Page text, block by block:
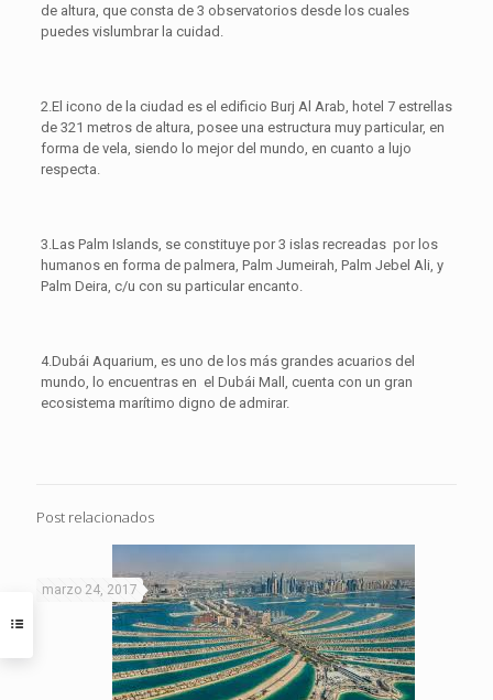
de altura, que consta de 3 observatorios desde los cuales
puedes vislumbrar la cuidad.
2.El icono de la ciudad es el edificio Burj Al Arab, hotel 7 estrellas
de 321 metros de altura, posee una estructura muy particular, en
forma de vela, siendo lo mejor del mundo, en cuanto a lujo
respecta.
3.Las Palm Islands, se constituye por 3 islas recreadas por los
humanos en forma de palmera, Palm Jumeirah, Palm Jebel Ali, y
Palm Deira, c/u con su particular encanto.
4.Dubái Aquarium, es uno de los más grandes acuarios del
mundo, lo encuentras en el Dubái Mall, cuenta con un gran
ecosistema marítimo digno de admirar.
Post relacionados
marzo 24, 2017